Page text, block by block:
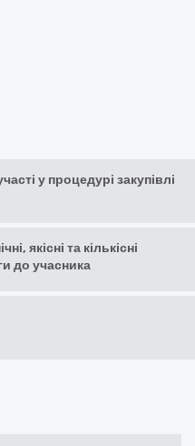
у процедурі закупівлі
якісні та кількісні
до учасника